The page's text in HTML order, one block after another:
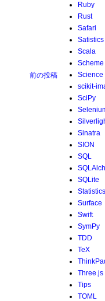
前の投稿
Ruby
Rust
Safari
Satistics
Scala
Scheme
Science
scikit-
SciPy
Sinatra
SION
SQL
SQLite
Statistics
Surface
Swift
SymPy
TDD
TeX
Three.js
Tips
TOML